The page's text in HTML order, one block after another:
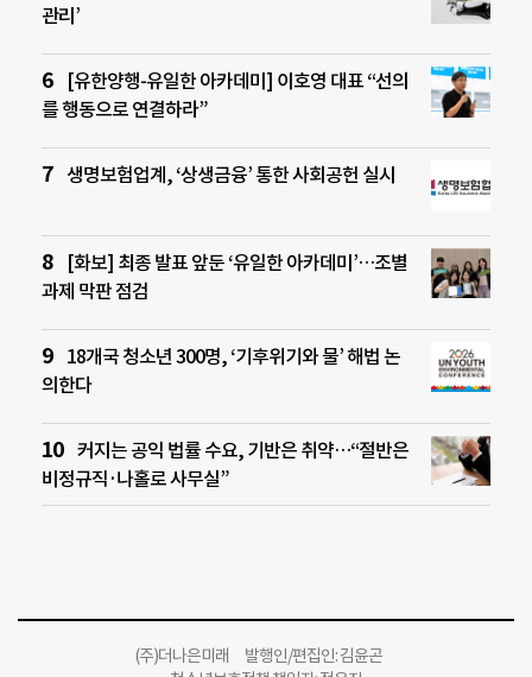
관리’
[유한양행-유일한 아카데미] 이호영 대표 “선의
를 행동으로 연결하라”
생명보험업계, ‘상생금융’ 통한 사회공헌 실시
[화보] 최종 발표 앞둔 ‘유일한 아카데미’…조별
과제 막판 점검
18개국 청소년 300명, ‘기후위기와 물’ 해법 논
의한다
커지는 공익 법률 수요, 기반은 취약…“절반은
비정규직·나홀로 사무실”
(주)더나은미래 발행인/편집인: 김윤곤